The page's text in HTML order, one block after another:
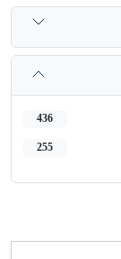
436
255